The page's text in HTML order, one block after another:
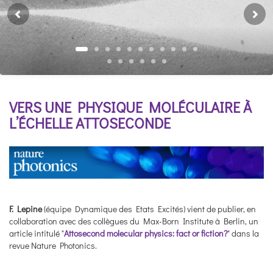
VERS UNE PHYSIQUE MOLÉCULAIRE À
L’ÉCHELLE ATTOSECONDE
F. Lepine(équipe Dynamique des Etats Excités) vient de publier, en
collaboration avec des collègues du Max-Born Institute à Berlin, un
article intitulé "Attosecond molecular physics: fact or fiction?" dans la
revue Nature Photonics.